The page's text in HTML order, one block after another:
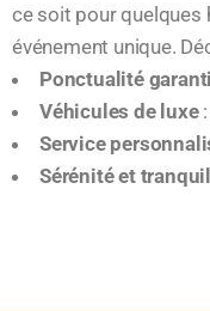
ce soit pour quelques
événement unique.
Ponctualité
Véhicules de luxe:
Service
Sérénité et